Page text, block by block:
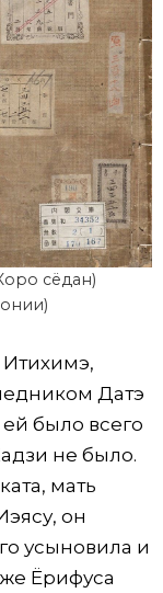
сёдан)
Итихимэ,
Датэ
было всего
не было.
мать
он
усыновила и
Ёрифуса